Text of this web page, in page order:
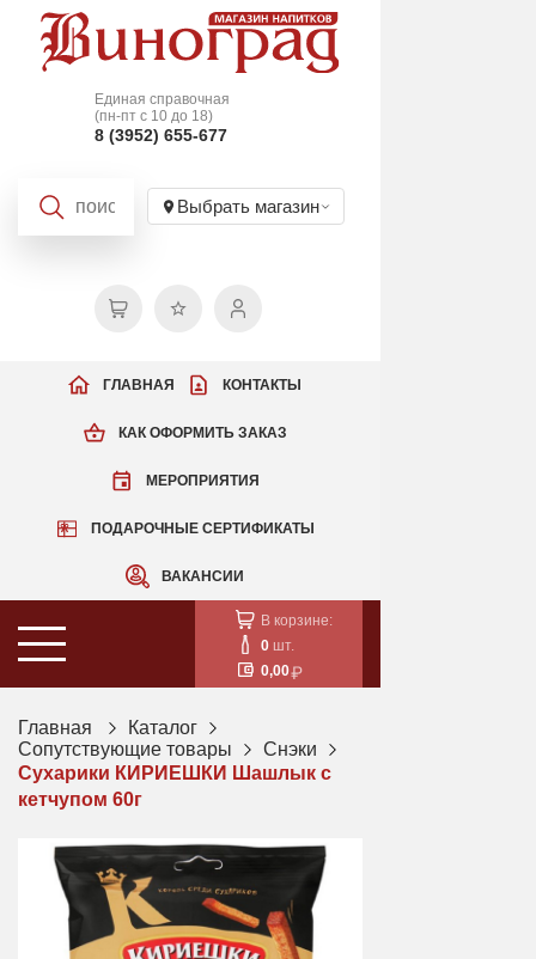
Единая справочная
(пн-пт с 10 до 18)
8 (3952) 655-677
Выбрать магазин
КАК ОФОРМИТЬ ЗАКАЗ
МЕРОПРИЯТИЯ
ПОДАРОЧНЫЕ СЕРТИФИКАТЫ
ВАКАНСИИ
ГЛАВНАЯ КОНТАКТЫ
В корзине:
0 шт.
0,00
Главная
Каталог
Сопутствующие товары
Снэки
Сухарики КИРИЕШКИ Шашлык с
кетчупом 60г